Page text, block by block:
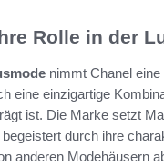
Rolle in der
nimmt Chanel
eine einzigartige
ist. Die Marke setzt
begeistert durch ihre
anderen Modehäusern